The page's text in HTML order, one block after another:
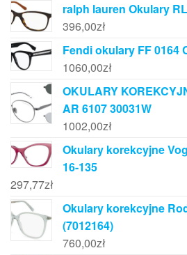
ralph lauren Okulary
396,00zł
Fendi okulary FF 0164
1060,00zł
OKULARY
AR 6107 30031W
1002,00zł
Okulary korekcyjne
16-135
297,77zł
Okulary korekcyjne
(7012164)
760,00zł